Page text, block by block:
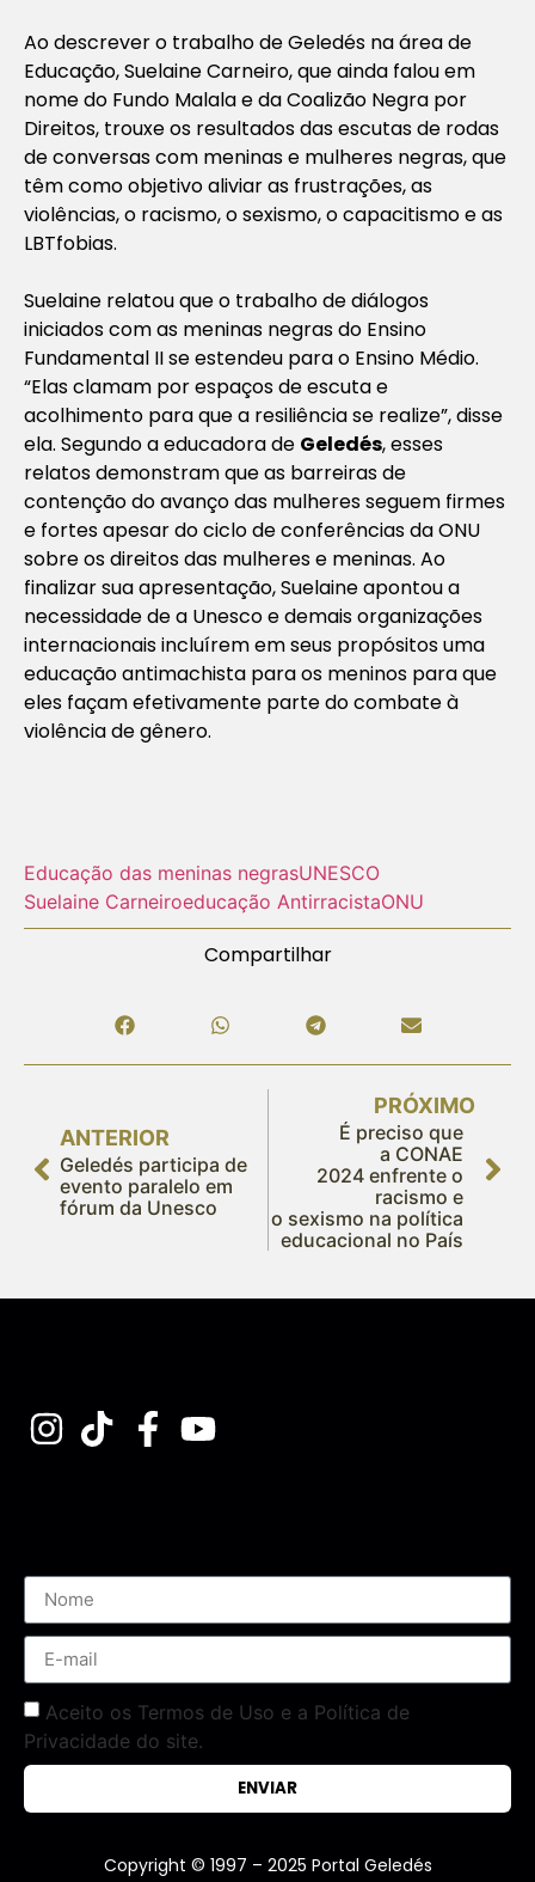
Ao descrever o trabalho de Geledés na área de
Educação, Suelaine Carneiro, que ainda falou em
nome do Fundo Malala e da Coalizão Negra por
Direitos, trouxe os resultados das escutas de rodas
de conversas com meninas e mulheres negras, que
têm como objetivo aliviar as frustrações, as
violências, o racismo, o sexismo, o capacitismo e as
LBTfobias.
Suelaine relatou que o trabalho de diálogos
iniciados com as meninas negras do Ensino
Fundamental II se estendeu para o Ensino Médio.
“Elas clamam por espaços de escuta e
acolhimento para que a resiliência se realize”, disse
ela. Segundo a educadora de Geledés, esses
relatos demonstram que as barreiras de
contenção do avanço das mulheres seguem firmes
e fortes apesar do ciclo de conferências da ONU
sobre os direitos das mulheres e meninas. Ao
finalizar sua apresentação, Suelaine apontou a
necessidade de a Unesco e demais organizações
internacionais incluírem em seus propósitos uma
educação antimachista para os meninos para que
eles façam efetivamente parte do combate à
violência de gênero.
Educação das meninas negrasUNESCO
Suelaine Carneiroeducação AntirracistaONU
Compartilhar
ANTERIOR
Geledés participa de
evento paralelo em
fórum da Unesco
PRÓXIMO
É preciso que
a CONAE
2024 enfrente o
racismo e
o sexismo na política
educacional no País
Aceito os Termos de Uso e a Política de
Privacidade do site.
ENVIAR
Copyright © 1997 – 2025 Portal Geledés